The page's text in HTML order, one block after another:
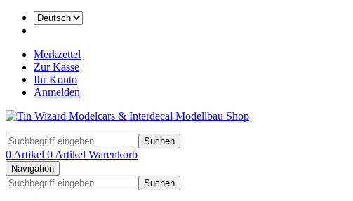
Merkzettel
Zur Kasse
Ihr Konto
Anmelden
Suchen
0 Artikel 0 Artikel Warenkorb
Navigation
Suchen